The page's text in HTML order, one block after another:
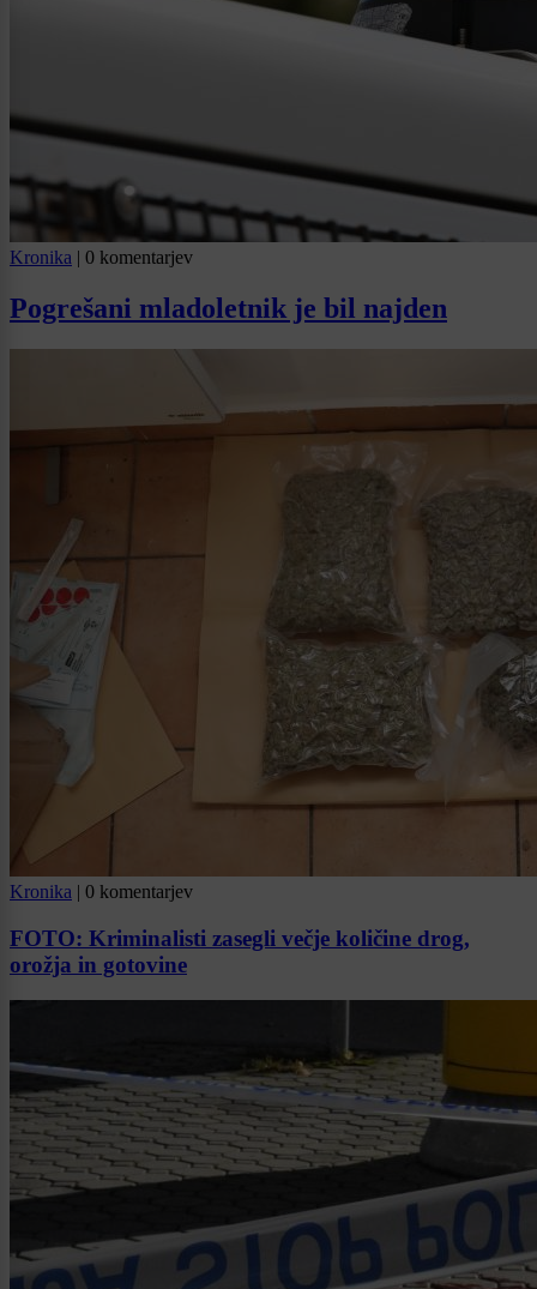
Kronika | 0 komentarjev
Pogrešani mladoletnik je bil najden
Kronika | 0 komentarjev
FOTO: Kriminalisti zasegli večje količine drog,
orožja in gotovine